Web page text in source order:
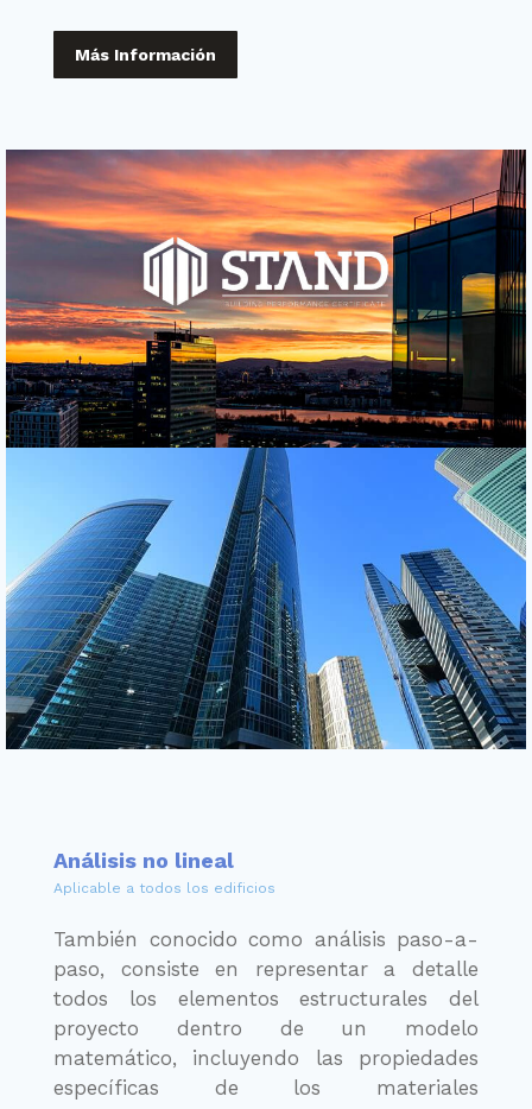
Más Información
Análisis no lineal
Aplicable a todos los edificios
También conocido como análisis paso-a-
paso, consiste en representar a detalle
todos los elementos estructurales del
proyecto dentro de un modelo
matemático, incluyendo las propiedades
específicas de los materiales